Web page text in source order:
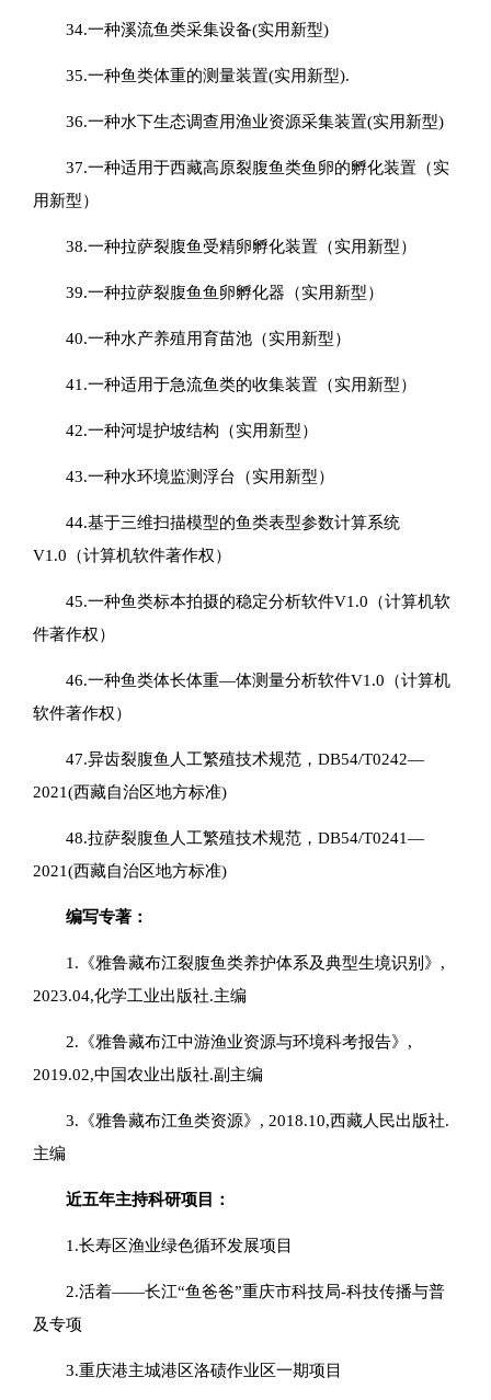
34.一种溪流鱼类采集设备(实用新型)
35.一种鱼类体重的测量装置(实用新型).
36.一种水下生态调查用渔业资源采集装置(实用新型)
37.一种适用于西藏高原裂腹鱼类鱼卵的孵化装置（实
用新型）
38.一种拉萨裂腹鱼受精卵孵化装置（实用新型）
39.一种拉萨裂腹鱼鱼卵孵化器（实用新型）
40.一种水产养殖用育苗池（实用新型）
41.一种适用于急流鱼类的收集装置（实用新型）
42.一种河堤护坡结构（实用新型）
43.一种水环境监测浮台（实用新型）
44.基于三维扫描模型的鱼类表型参数计算系统
V1.0（计算机软件著作权）
45.一种鱼类标本拍摄的稳定分析软件V1.0（计算机软
件著作权）
46.一种鱼类体长体重—体测量分析软件V1.0（计算机
软件著作权）
47.异齿裂腹鱼人工繁殖技术规范，DB54/T0242—
2021(西藏自治区地方标准)
48.拉萨裂腹鱼人工繁殖技术规范，DB54/T0241—
2021(西藏自治区地方标准)
编写专著：
1.《雅鲁藏布江裂腹鱼类养护体系及典型生境识别》,
2023.04,化学工业出版社.主编
2.《雅鲁藏布江中游渔业资源与环境科考报告》,
2019.02,中国农业出版社.副主编
3.《雅鲁藏布江鱼类资源》, 2018.10,西藏人民出版社.
主编
近五年主持科研项目：
1.长寿区渔业绿色循环发展项目
2.活着——长江“鱼爸爸”重庆市科技局-科技传播与普
及专项
3.重庆港主城港区洛碛作业区一期项目